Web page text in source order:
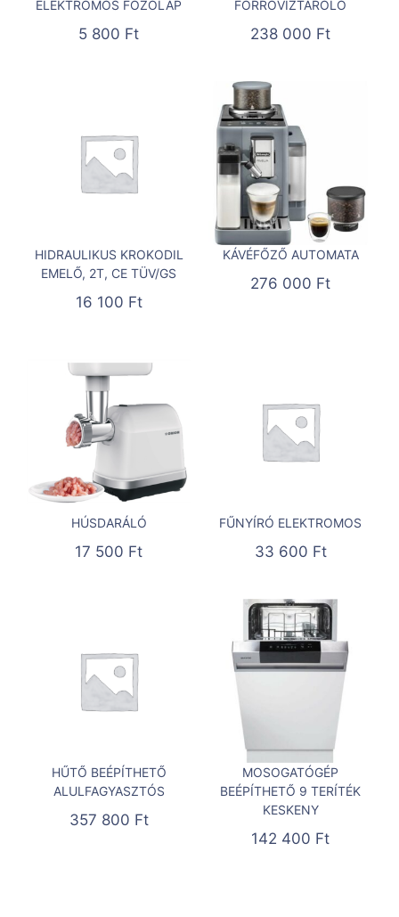
ELEKTROMOS FŐZŐLAP
5 800 Ft
FORRÓVÍZTÁROLÓ
238 000 Ft
HIDRAULIKUS KROKODIL
EMELŐ, 2T, CE TÜV/GS
16 100 Ft
KÁVÉFŐZŐ AUTOMATA
276 000 Ft
HÚSDARÁLÓ
17 500 Ft
FŰNYÍRÓ ELEKTROMOS
33 600 Ft
HŰTŐ BEÉPÍTHETŐ
ALULFAGYASZTÓS
357 800 Ft
MOSOGATÓGÉP
BEÉPÍTHETŐ 9 TERÍTÉK
KESKENY
142 400 Ft